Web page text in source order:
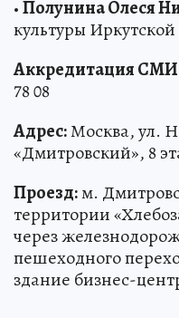
•Полунина Олеся
культуры Иркутской
Аккредитация
78 08
Адрес:Москва, ул.
«Дмитровский», 8
Проезд:м.
территории
через
пешеходного
здание бизнес-